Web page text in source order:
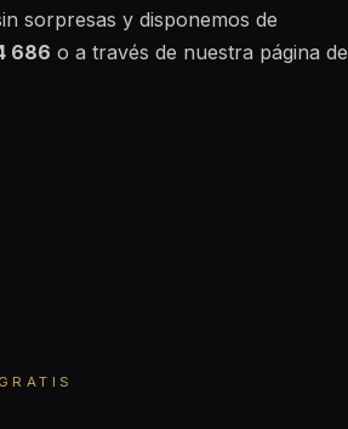
sorpresas y disponemos de
686 o a través de nuestra página de